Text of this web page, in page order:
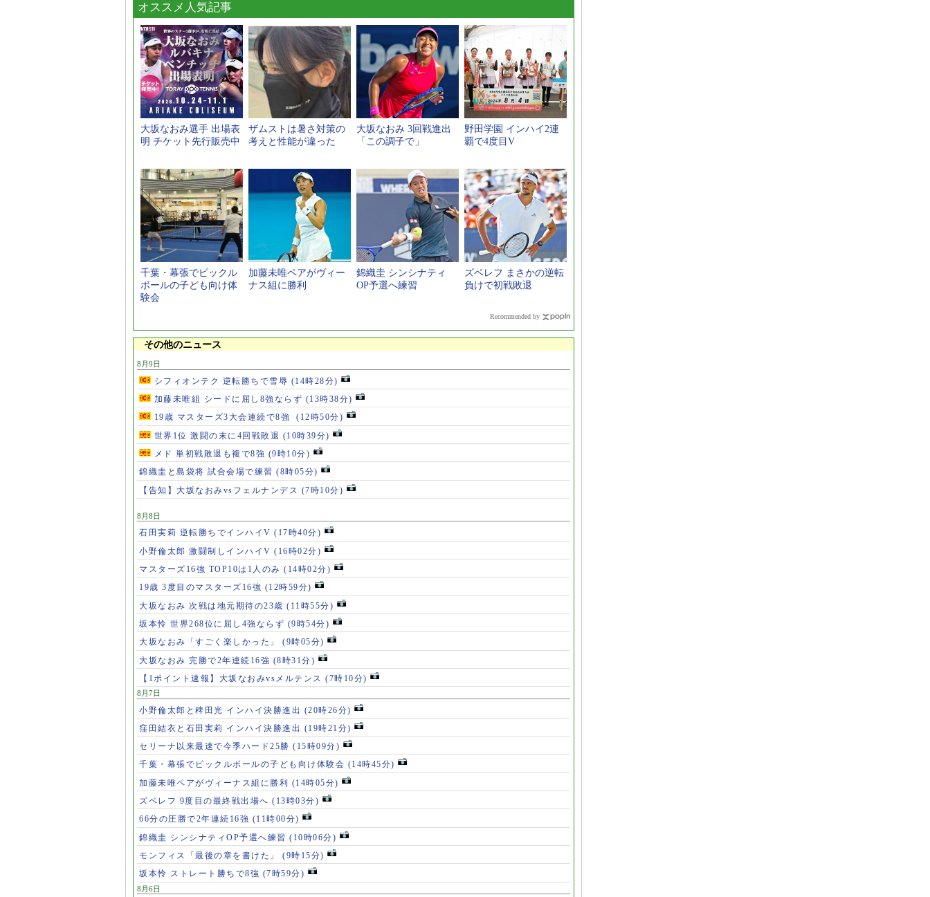
オススメ人気記事
大坂なおみ選手 出場表
明 チケット先行販売中
ザムストは暑さ対策の
考えと性能が違った
大坂なおみ 3回戦進出
「この調子で」
野田学園 インハイ2連
覇で4度目V
千葉・幕張でピックル
ボールの子ども向け体
験会
加藤未唯ペアがヴィー
ナス組に勝利
錦織圭 シンシナティ
OP予選へ練習
ズベレフ まさかの逆転
負けで初戦敗退
Recommended by
その他のニュース
8月9日
シフィオンテク 逆転勝ちで雪辱 (14時28分)
加藤未唯組 シードに屈し8強ならず (13時38分)
19歳 マスターズ3大会連続で8強 (12時50分)
世界1位 激闘の末に4回戦敗退 (10時39分)
メド 単初戦敗退も複で8強 (9時10分)
錦織圭と島袋将 試合会場で練習 (8時05分)
【告知】大坂なおみvsフェルナンデス (7時10分)
8月8日
石田実莉 逆転勝ちでインハイV (17時40分)
小野倫太郎 激闘制しインハイV (16時02分)
マスターズ16強 TOP10は1人のみ (14時02分)
19歳 3度目のマスターズ16強 (12時59分)
大坂なおみ 次戦は地元期待の23歳 (11時55分)
坂本怜 世界268位に屈し4強ならず (9時54分)
大坂なおみ「すごく楽しかった」 (9時05分)
大坂なおみ 完勝で2年連続16強 (8時31分)
【1ポイント速報】大坂なおみvsメルテンス (7時10分)
8月7日
小野倫太郎と稗田光 インハイ決勝進出 (20時26分)
窪田結衣と石田実莉 インハイ決勝進出 (19時21分)
セリーナ以来最速で今季ハード25勝 (15時09分)
千葉・幕張でピックルボールの子ども向け体験会 (14時45分)
加藤未唯ペアがヴィーナス組に勝利 (14時05分)
ズベレフ 9度目の最終戦出場へ (13時03分)
66分の圧勝で2年連続16強 (11時00分)
錦織圭 シンシナティOP予選へ練習 (10時06分)
モンフィス「最後の章を書けた」 (9時15分)
坂本怜 ストレート勝ちで8強 (7時59分)
8月6日